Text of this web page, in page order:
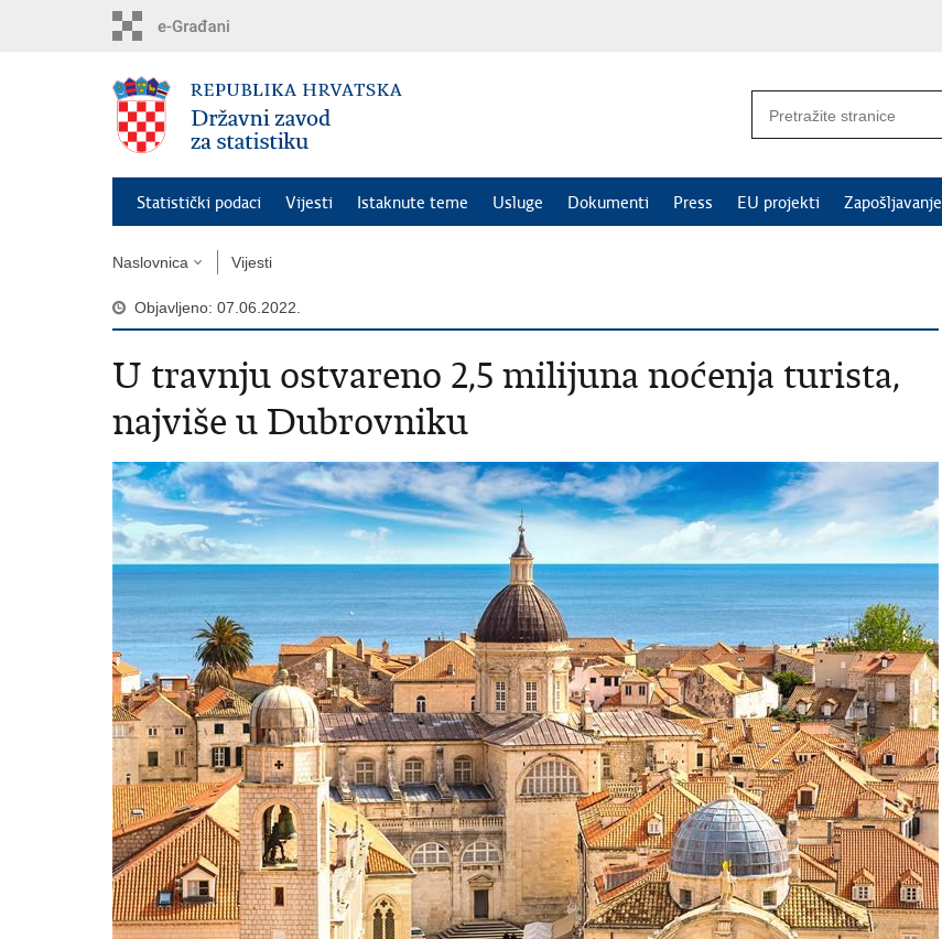
Statistički podaci Vijesti Istaknute teme Usluge Dokumenti Press EU projekti Zapošljavanje
Naslovnica Vijesti
Objavljeno: 07.06.2022.
U travnju ostvareno 2,5 milijuna noćenja turista,
najviše u Dubrovniku